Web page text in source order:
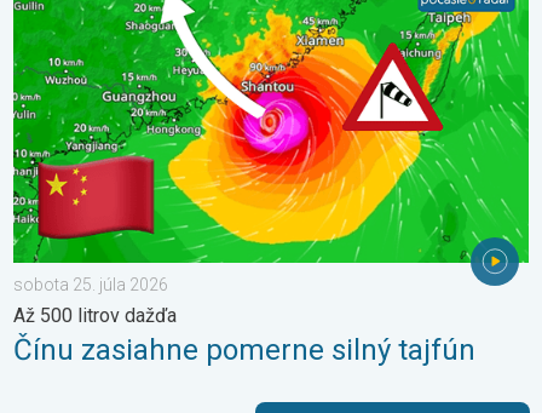
sobota 25. júla 2026
Až 500 litrov dažďa
Čínu zasiahne pomerne silný tajfún